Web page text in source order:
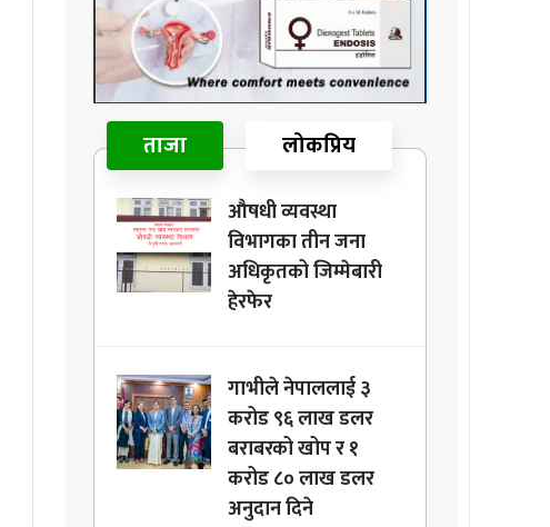
ताजा लोकप्रिय
औषधी व्यवस्था
विभागका तीन जना
अधिकृतको जिम्मेबारी
हेरफेर
गाभीले नेपाललाई ३
करोड ९६ लाख डलर
बराबरको खोप र १
करोड ८० लाख डलर
अनुदान दिने